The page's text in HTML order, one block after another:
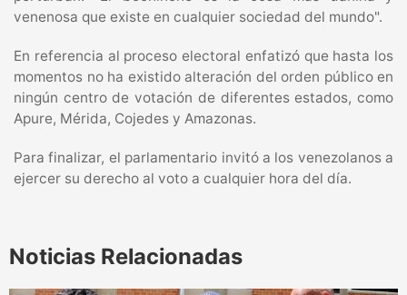
venenosa que existe en cualquier sociedad del mundo".
En referencia al proceso electoral enfatizó que hasta los
momentos no ha existido alteración del orden público en
ningún centro de votación de diferentes estados, como
Apure, Mérida, Cojedes y Amazonas.
Para finalizar, el parlamentario invitó a los venezolanos a
ejercer su derecho al voto a cualquier hora del día.
Noticias Relacionadas